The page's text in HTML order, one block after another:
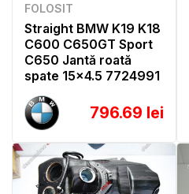
FOLOSIT
Straight BMW K19 K18
C600 C650GT Sport
C650 Jantă roată
spate 15x4.5 7724991
796.69 lei